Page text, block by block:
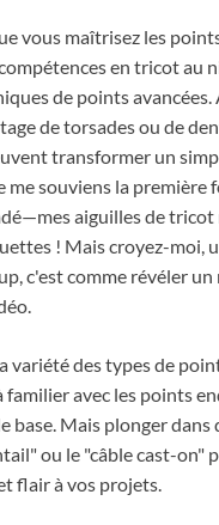
vous maîtrisez les
en tricot au
de points
de torsades ou de
transformer un
souviens la première
aiguilles de tricot
! Mais croyez-moi,
c'est comme révéler
variété des types de
familier avec les points
base. Mais plonger dans
ou le "câble cast-on"
flair à vos projets.